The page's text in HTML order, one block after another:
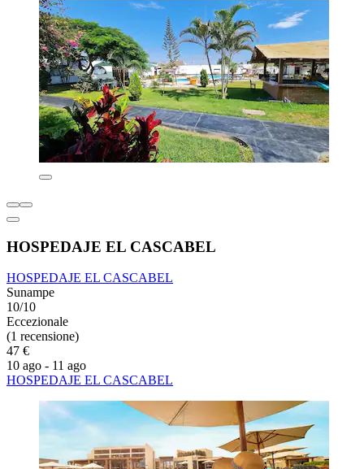
HOSPEDAJE EL CASCABEL
HOSPEDAJE EL CASCABEL
Sunampe
10/10
Eccezionale
(1 recensione)
47 €
10 ago - 11 ago
HOSPEDAJE EL CASCABEL